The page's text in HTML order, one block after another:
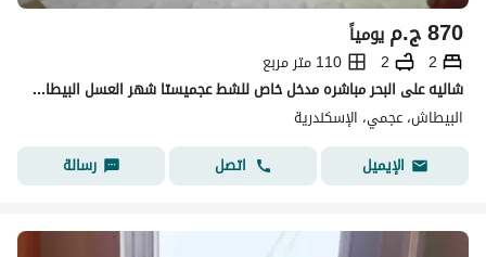
ج.م870 يومياً
2
2
110 متر مربع
شاليه على البحر مباشره مدخل خاص للشط عجميستا شهر العسل البيطاش العجمي الإسكندرية
البيطاش، عجمي، الإسكندرية
الإيميل
اتصل رسالة